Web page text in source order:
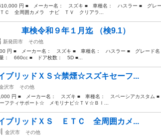
円 ■ メーカー名： スズキ ■ 車種名： ハスラー ■ グレ
Ｃ 全周囲カメラ ナビ ＴＶ クリアラ...
検令和９年１月迄 （検9.1）
新発田市
その他
円 ■ メーカー名： スズキ ■ 車種名： ハスラー ■ グレード
660cc ■ ドア枚数： 5D ■...
ブリッドＸＳ☆禁煙☆スズキセーフ...
沢市
その他
円 ■ メーカー名： スズキ ■ 車種名： スペーシアカスタム
フティサポート☆ メモリナビ☆ＴＶ☆Ｂｌ...
ブリッドＸＳ ＥＴＣ 全周囲カメ...
金沢市
その他